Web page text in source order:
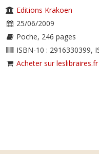
Editions Krakoen
25/06/2009
Poche, 246 pages
ISBN-10 : 2916330399,
Acheter sur leslibraires.fr